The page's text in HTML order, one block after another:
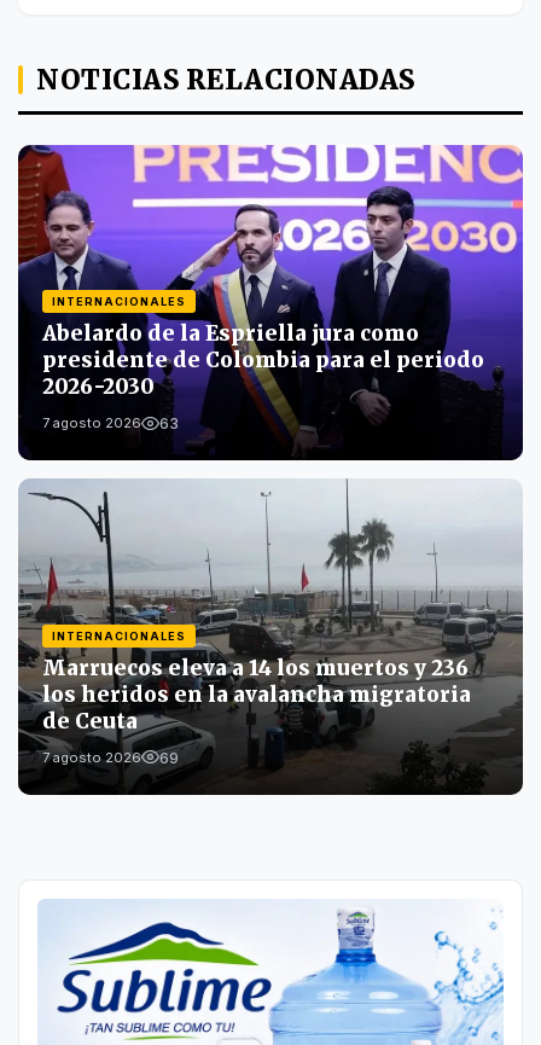
NOTICIAS RELACIONADAS
INTERNACIONALES
Abelardo de la Espriella jura como
presidente de Colombia para el periodo
2026-2030
7 agosto 2026 63
INTERNACIONALES
Marruecos eleva a 14 los muertos y 236
los heridos en la avalancha migratoria
de Ceuta
7 agosto 2026 69